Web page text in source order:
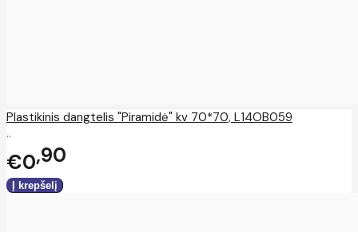
Plastikinis dangtelis "Piramidė" kv 70*70, L14OB059
..
€0 90